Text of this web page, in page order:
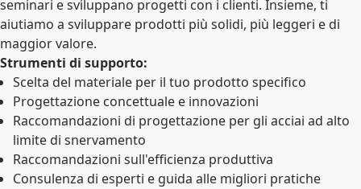
seminari e sviluppano progetti con i clienti. Insieme, ti
aiutiamo a sviluppare prodotti più solidi, più leggeri e di
maggior valore.
Strumenti di supporto:
Scelta del materiale per il tuo prodotto specifico
Progettazione concettuale e innovazioni
Raccomandazioni di progettazione per gli acciai ad alto
limite di snervamento
Raccomandazioni sull'efficienza produttiva
Consulenza di esperti e guida alle migliori pratiche